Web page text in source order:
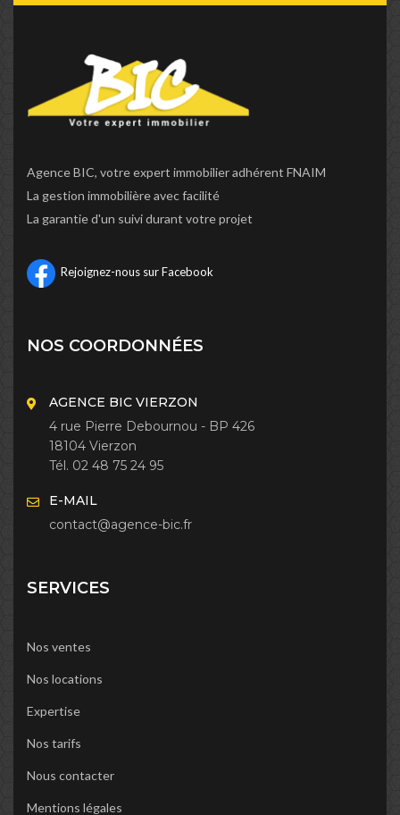
Agence BIC, votre expert immobilier adhérent FNAIM
La gestion immobilière avec facilité
La garantie d'un suivi durant votre projet
Rejoignez-nous sur Facebook
NOS COORDONNÉES
AGENCE BIC VIERZON
4 rue Pierre Debournou - BP 426
18104 Vierzon
Tél. 02 48 75 24 95
E-MAIL
contact@agence-bic.fr
SERVICES
Nos ventes
Nos locations
Expertise
Nos tarifs
Nous contacter
Mentions légales